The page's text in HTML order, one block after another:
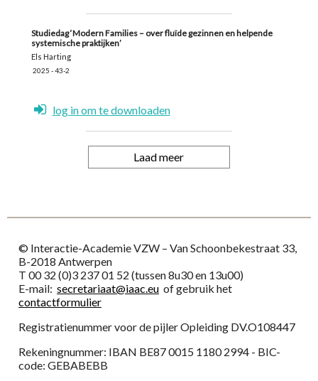
Studiedag ‘Modern Families – over fluïde gezinnen en helpende
systemische praktijken’
Els Harting
2025 - 43-2
log in om te downloaden
Laad meer
© Interactie-Academie VZW – Van Schoonbekestraat 33,
B-2018 Antwerpen
T 00 32 (0)3 237 01 52 (tussen 8u30 en 13u00)
E-mail: secretariaat@iaac.eu of gebruik het
contactformulier
Registratienummer voor de pijler Opleiding DV.O108447
Rekeningnummer: IBAN BE87 0015 1180 2994 - BIC-
code: GEBABEBB